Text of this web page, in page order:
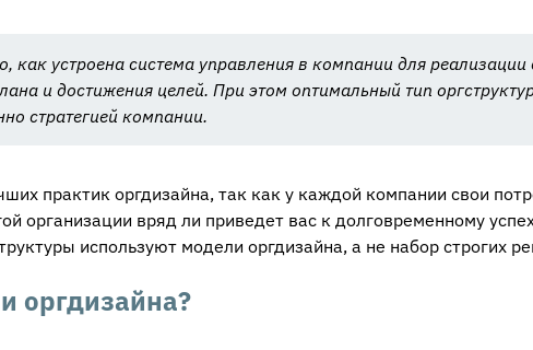
как устроена система управления в компании для реализации
и достижения целей. При этом оптимальный тип
стратегией компании.
практик оргдизайна, так как у каждой компании свои
организации вряд ли приведет вас к долговременному
используют модели оргдизайна, а не набор строгих
оргдизайна?